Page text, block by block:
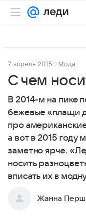
7 апреля 2015 Мода
С чем
В 2014-м на пике
бежевые «плащи
про
а вот в 2015 году
заметно ярче.
носить
вписать их в
Жанна